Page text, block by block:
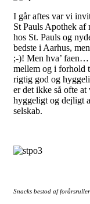
I går aftes var vi
St Pauls Apothek
hos St. Pauls og
bedste i Aarhus,
;-)! Men hva’ faen…
mellem og i forhold
rigtig god og
er det ikke så ofte at
hyggeligt og dejligt
selskab.
Snacks bestod af